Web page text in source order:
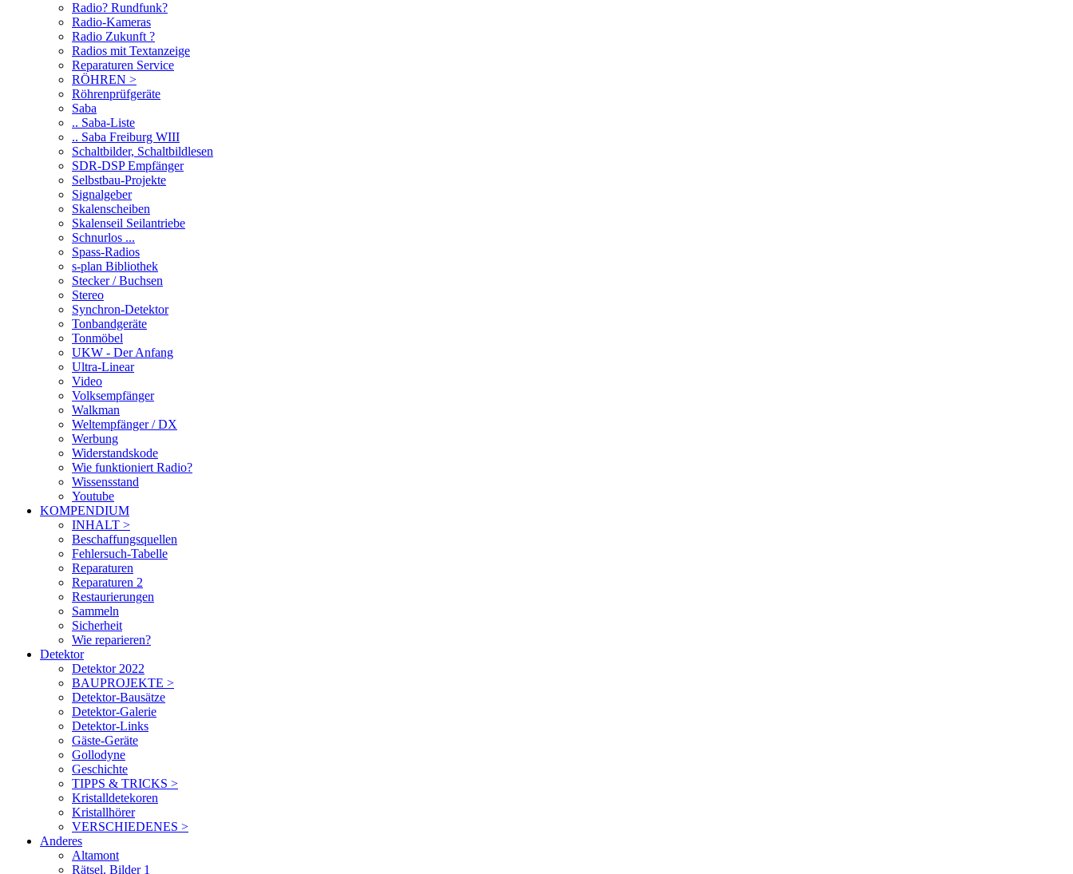
Radio? Rundfunk?
Radio-Kameras
Radio Zukunft ?
Radios mit Textanzeige
Reparaturen Service
RÖHREN >
Röhrenprüfgeräte
Saba
.. Saba-Liste
.. Saba Freiburg WIII
Schaltbilder, Schaltbildlesen
SDR-DSP Empfänger
Selbstbau-Projekte
Signalgeber
Skalenscheiben
Skalenseil Seilantriebe
Schnurlos ...
Spass-Radios
s-plan Bibliothek
Stecker / Buchsen
Stereo
Synchron-Detektor
Tonbandgeräte
Tonmöbel
UKW - Der Anfang
Ultra-Linear
Video
Volksempfänger
Walkman
Weltempfänger / DX
Werbung
Widerstandskode
Wie funktioniert Radio?
Wissensstand
Youtube
KOMPENDIUM
INHALT >
Beschaffungsquellen
Fehlersuch-Tabelle
Reparaturen
Reparaturen 2
Restaurierungen
Sammeln
Sicherheit
Wie reparieren?
Detektor
Detektor 2022
BAUPROJEKTE >
Detektor-Bausätze
Detektor-Galerie
Detektor-Links
Gäste-Geräte
Gollodyne
Geschichte
TIPPS & TRICKS >
Kristalldetekoren
Kristallhörer
VERSCHIEDENES >
Anderes
Altamont
Rätsel. Bilder 1